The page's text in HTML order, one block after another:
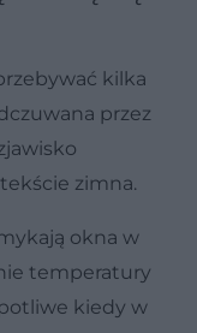
kilka
przez
zimna.
okna w
temperatury
kiedy w